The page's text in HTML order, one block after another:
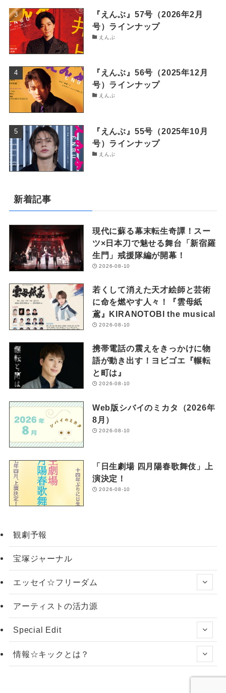
『えんぶ』57号（2026年2月
号）ラインナップ
えんぶ
『えんぶ』56号（2025年12月
号）ラインナップ
えんぶ
『えんぶ』55号（2025年10月
号）ラインナップ
えんぶ
新着記事
現代に蘇る幕末転生奇譚！スー
ツ×日本刀で魅せる舞台「新宿羅
生門」戒援隊編が開幕！
2026-08-10
若くして消えた天才絵師と芸術
に命を燃やす人々！『雲母紙
鳶』KIRANOTOBI the musical
2026-08-10
携帯電話の震えをきっかけに物
語が動き出す！ヨビゴエ『輾転
と町は』
2026-08-10
Web版シバイのミカタ（2026年
8月）
2026-08-10
「日生劇場 四月陽春歌舞伎」上
演決定！
2026-08-10
観劇予報
宝塚ジャーナル
エッセイ☆フリーダム
アーティストの活力源
Special Edit
情報☆キックとは？